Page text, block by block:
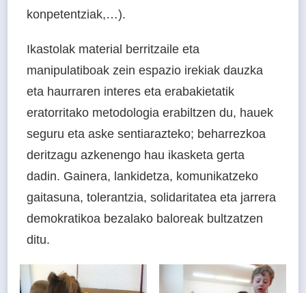
konpetentziak,…).
Ikastolak material berritzaile eta
manipulatiboak zein espazio irekiak dauzka
eta haurraren interes eta erabakietatik
eratorritako metodologia erabiltzen du, hauek
seguru eta aske sentiarazteko; beharrezkoa
deritzagu azkenengo hau ikasketa gerta
dadin. Gainera, lankidetza, komunikatzeko
gaitasuna, tolerantzia, solidaritatea eta jarrera
demokratikoa bezalako baloreak bultzatzen
ditu.